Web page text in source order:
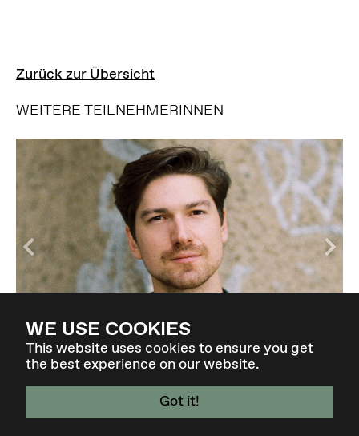
WE USE COOKIES
This website uses cookies to ensure you get
the best experience on our website.
Got it!
Zurück zur Übersicht
WEITERE TEILNEHMERINNEN
LUKAS HERMSMEIER
4. - 7. MÄR 27 - GRAZ / AT